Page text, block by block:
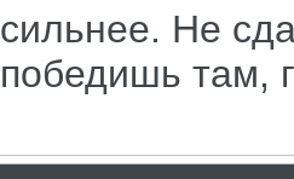
сильнее. Не
победишь там,